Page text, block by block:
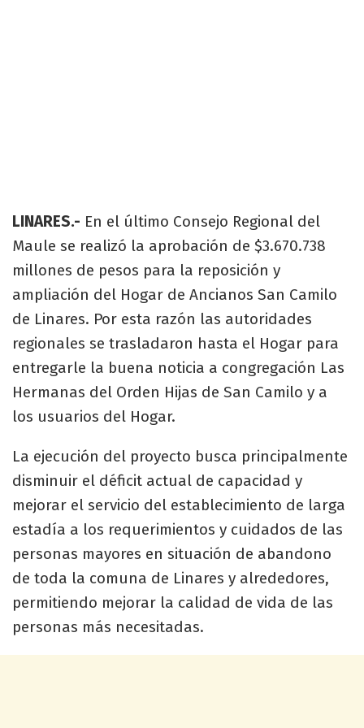
LINARES.- En el último Consejo Regional del
Maule se realizó la aprobación de $3.670.738
millones de pesos para la reposición y
ampliación del Hogar de Ancianos San Camilo
de Linares. Por esta razón las autoridades
regionales se trasladaron hasta el Hogar para
entregarle la buena noticia a congregación Las
Hermanas del Orden Hijas de San Camilo y a
los usuarios del Hogar.
La ejecución del proyecto busca principalmente
disminuir el déficit actual de capacidad y
mejorar el servicio del establecimiento de larga
estadía a los requerimientos y cuidados de las
personas mayores en situación de abandono
de toda la comuna de Linares y alrededores,
permitiendo mejorar la calidad de vida de las
personas más necesitadas.